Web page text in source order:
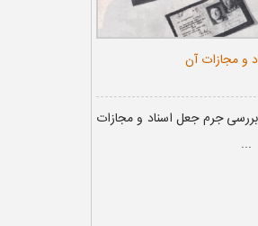
و مجازات آن
بررسی جرم جعل اسناد و مجازات
...